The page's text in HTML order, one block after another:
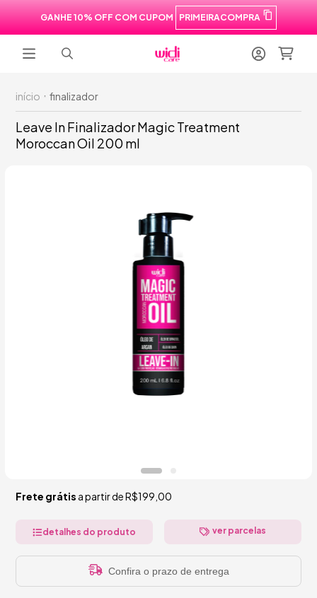
GANHE 10% OFF COM CUPOM PRIMEIRACOMPRA
início finalizador
Leave In Finalizador Magic Treatment
Moroccan Oil 200 ml
Frete grátis a partir deR$199,00
detalhes do produto ver parcelas
Confira o prazo de entrega